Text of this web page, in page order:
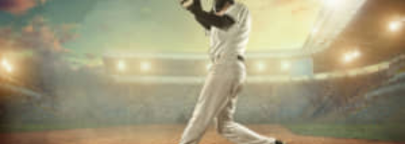
TOP ニュース
エンタメ クイズ
グルメ 地域
教育・育児